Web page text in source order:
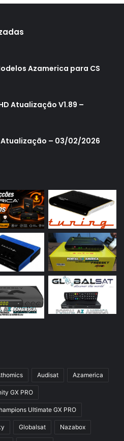
Plus
New
Mini
GX PRO
IPTV
Azamerica para CS
Atualização V1.89 –
Atualização – 03/02/2026
Audisat Azamerica
GX PRO
Ultimate GX PRO
Globalsat Nazabox